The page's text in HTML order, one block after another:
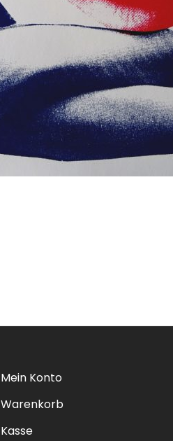
Mein Konto
Warenkorb
Kasse